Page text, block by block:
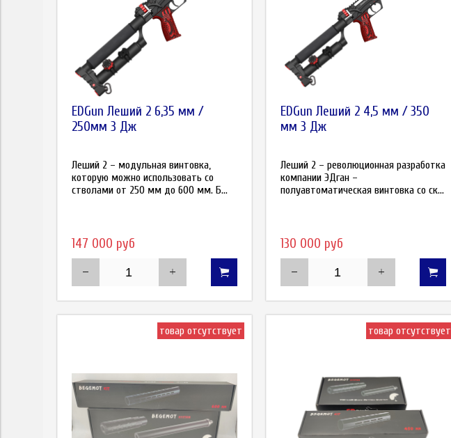
EDGun Леший 2 6,35 мм /
250мм 3 Дж
Леший 2 – модульная винтовка,
которую можно использовать со
стволами от 250 мм до 600 мм. Б...
147 000 руб
EDGun Леший 2 4,5 мм / 350
мм 3 Дж
Леший 2 – революционная разработка
компании ЭДган –
полуавтоматическая винтовка со ск...
130 000 руб
товар отсутствует товар отсутствует